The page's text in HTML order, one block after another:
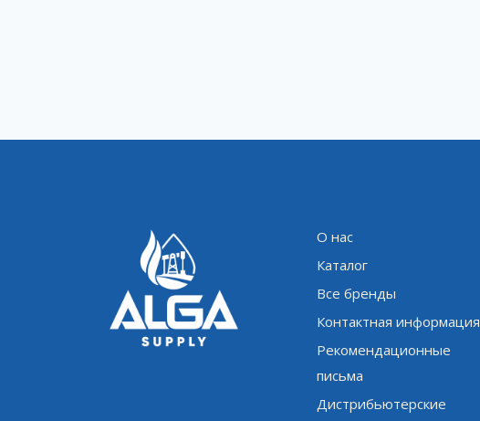
О нас
Каталог
Все бренды
Контактная информация
Рекомендационные
письма
Дистрибьютерские